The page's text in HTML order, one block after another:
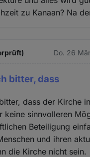
zu Kanaan? Na
Do. 26
bitter, dass
dass der Kirche
keine sinnvolleren
Beteiligung
und ihren
die Kirche nicht sein.